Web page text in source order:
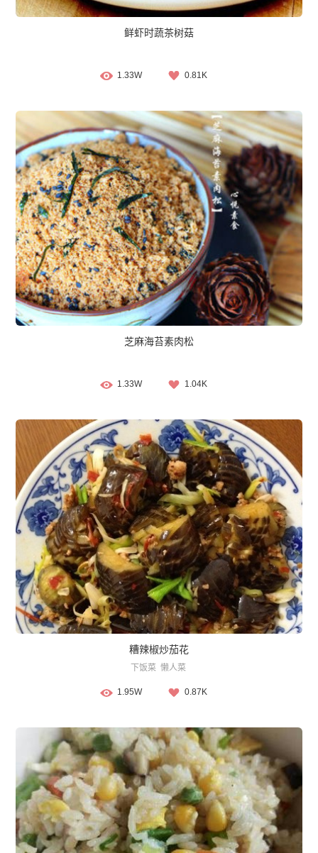
鲜虾时蔬茶树菇
1.33W 0.81K
芝麻海苔素肉松
1.33W 1.04K
糟辣椒炒茄花
下饭菜 懒人菜
1.95W 0.87K